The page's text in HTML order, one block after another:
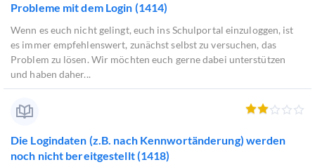
Probleme mit dem Login (1414)
Wenn es euch nicht gelingt, euch ins Schulportal einzuloggen, ist
es immer empfehlenswert, zunächst selbst zu versuchen, das
Problem zu lösen. Wir möchten euch gerne dabei unterstützen
und haben daher...
Die Logindaten (z.B. nach Kennwortänderung) werden
noch nicht bereitgestellt (1418)